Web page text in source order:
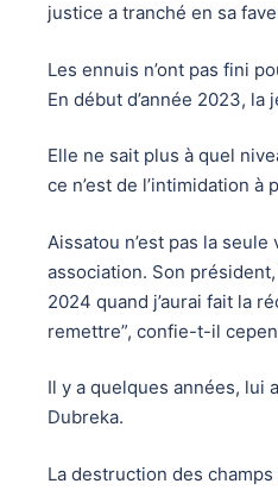
justice a tranché en sa
Les ennuis n’ont pas fini
En début d’année 2023,
Elle ne sait plus à quel
ce n’est de l’intimidation
Aissatou n’est pas la
association. Son
2024 quand j’aurai fait la
remettre”, confie-t-il
Il y a quelques années, lui
Dubreka.
La destruction des